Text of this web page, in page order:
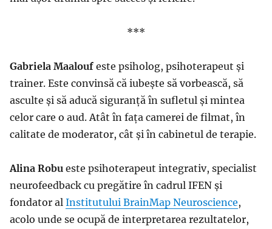
***
Gabriela Maalouf este psiholog, psihoterapeut și
trainer. Este convinsă că iubește să vorbească, să
asculte și să aducă siguranță în sufletul și mintea
celor care o aud. Atât în fața camerei de filmat, în
calitate de moderator, cât și în cabinetul de terapie.
Alina Robu este psihoterapeut integrativ, specialist
neurofeedback cu pregătire în cadrul IFEN și
fondator al Institutului BrainMap Neuroscience,
acolo unde se ocupă de interpretarea rezultatelor,